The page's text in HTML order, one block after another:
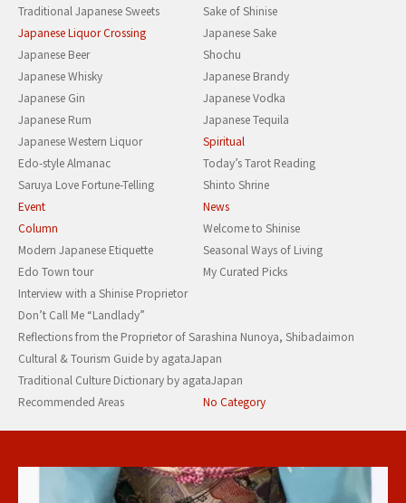
Traditional Japanese Sweets
Sake of Shinise
Japanese Liquor Crossing
Japanese Sake
Japanese Beer
Shochu
Japanese Whisky
Japanese Brandy
Japanese Gin
Japanese Vodka
Japanese Rum
Japanese Tequila
Japanese Western Liquor
Spiritual
Edo-style Almanac
Today’s Tarot Reading
Saruya Love Fortune-Telling
Shinto Shrine
Event
News
Column
Welcome to Shinise
Modern Japanese Etiquette
Seasonal Ways of Living
Edo Town tour
My Curated Picks
Interview with a Shinise Proprietor
Don’t Call Me “Landlady”
Reflections from the Proprietor of Sarashina Nunoya, Shibadaimon
Cultural & Tourism Guide by agataJapan
Traditional Culture Dictionary by agataJapan
Recommended Areas
No Category